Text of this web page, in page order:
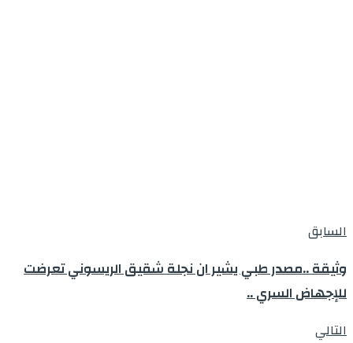
السابق
وثيقة ..مصدر طبي يشير ان نجلة شقيق الريسوني تعرضت
للإجهاض السري ..
التالي